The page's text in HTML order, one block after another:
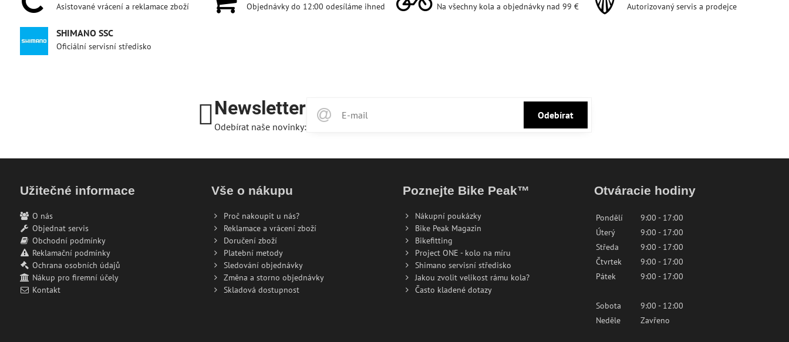
Asistované vrácení a reklamace zboží Objednávky do 12:00 odesíláme ihned Na všechny kola a objednávky nad 99 € Autorizovaný servis a prodejce
SHIMANO SSC
Oficiální servisní středisko
Newsletter
Odebírat naše novinky:
Odebírat
Užitečné informace
O nás
Objednat servis
Obchodní podmínky
Reklamační podmínky
Ochrana osobních údajů
Nákup pro firemní účely
Kontakt
Vše o nákupu
Proč nakoupit u nás?
Reklamace a vrácení zboží
Doručení zboží
Platební metody
Sledování objednávky
Změna a storno objednávky
Skladová dostupnost
Poznejte Bike Peak™
Nákupní poukázky
Bike Peak Magazin
Bikefitting
Project ONE - kolo na míru
Shimano servisní středisko
Jakou zvolit velikost rámu kola?
Často kladené dotazy
Otváracie hodiny
Pondělí
9:00 - 17:00
Úterý
9:00 - 17:00
Středa
9:00 - 17:00
Čtvrtek
9:00 - 17:00
Pátek
9:00 - 17:00
Sobota
9:00 - 12:00
Neděle
Zavřeno